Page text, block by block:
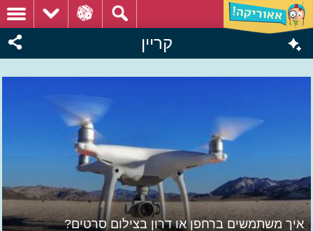
קריין
איך משתמשים ברחפן או דרון בצילום סרטים?